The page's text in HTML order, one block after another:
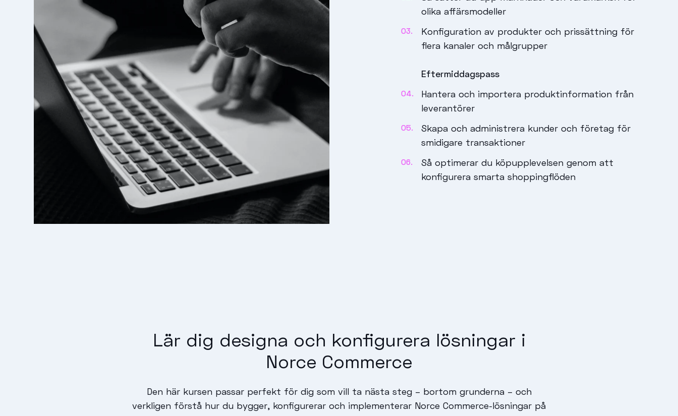
olika affärsmodeller
Konfiguration av produkter och prissättning för
flera kanaler och målgrupper
Eftermiddagspass
Hantera och importera produktinformation från
leverantörer
Skapa och administrera kunder och företag för
smidigare transaktioner
Så optimerar du köpupplevelsen genom att
konfigurera smarta shoppingflöden
Lär dig designa och konfigurera lösningar i
Norce Commerce
Den här kursen passar perfekt för dig som vill ta nästa steg – bortom grunderna – och
verkligen förstå hur du bygger, konfigurerar och implementerar Norce Commerce-lösningar på